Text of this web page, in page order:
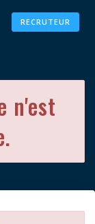
RECRUTEUR
n'est